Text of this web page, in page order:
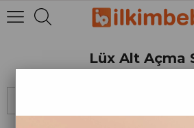
Lüx Alt Açma